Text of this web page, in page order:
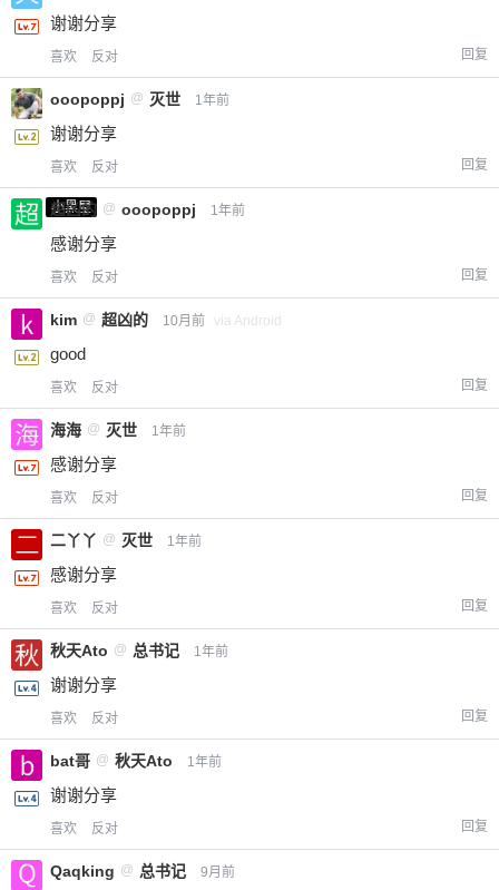
谢谢分享
喜欢 反对 回复
ooopoppj @ 灭世 1年前
谢谢分享
喜欢 反对 回复
小黑屋
超凶的 @ ooopoppj 1年前
感谢分享
喜欢 反对 回复
kim @ 超凶的 10月前 via Android
good
喜欢 反对 回复
海海 @ 灭世 1年前
感谢分享
喜欢 反对 回复
二丫丫 @ 灭世 1年前
感谢分享
喜欢 反对 回复
秋天Ato @ 总书记 1年前
谢谢分享
喜欢 反对 回复
bat哥 @ 秋天Ato 1年前
谢谢分享
喜欢 反对 回复
Qaqking @ 总书记 9月前